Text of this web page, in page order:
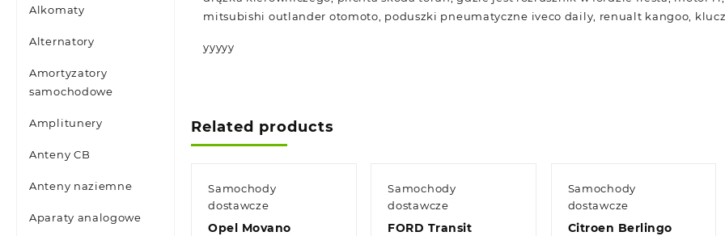
Alkomaty
Alternatory
Amortyzatory
samochodowe
Amplitunery
Anteny CB
Anteny naziemne
Aparaty analogowe
mitsubishi outlander otomoto, poduszki pneumatyczne iveco daily, renualt kangoo,
yyyyy
Related products
Samochody
dostawcze
Opel Movano
Samochody
dostawcze
FORD Transit
Samochody
dostawcze
Citroen Berlingo